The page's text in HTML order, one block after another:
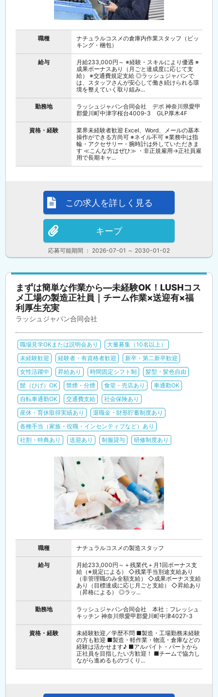
職種
ナチュラルコスメの倉庫内作業スタッフ（ピッ
キング・梱包）
給与
月給233,000円～ ※経験・スキルにより優遇 ※
成果ボーナスあり（月ごと達成度に応じて支
給） ※交通費規定支給 ◎ラッシュジャパンで
は、スタッフさんが安心して働き続けられる環
境を整えていく取り組み...
勤務地
ラッシュジャパン合同会社 デポ 神奈川県愛甲
郡愛川町中津字桜台4009-3 GLP厚木4F
資格・経験
業界未経験者歓迎 Excel、Word、メールの基本
操作ができる方尚可 ※ネイル不可 ※業務中は指
輪・アクセサリー・腕時計は外していただきま
す ≪こんな方はぜひ≫ ・非正規雇用→正社員雇
用で長期キャ...
応募可能期間 ： 2026-07-01 ～ 2030-01-02
この求人を詳しく見る
キープ
まずは簡単な作業から―未経験OK！LUSHコス
メ工場の製造正社員｜チーム作業×送迎有×福
利厚生充実
ラッシュジャパン合同会社
職場見学OKまたは説明会あり
大量募集（10名以上）
未経験歓迎
経験者・有資格者歓迎
新卒・第二新卒歓迎
女性活躍中
昇給あり 時間固定シフト制
髪型・髪色自由
髭（ひげ）OK
禁煙・分煙 食堂・売店あり
車通勤OK
自転車通勤OK
交通費支給
社会保険あり
産休・育休取得実績あり
退職金・財形貯蓄制度あり
各種手当（家族・役職・インセンティブなど）あり
社割・特典あり
送迎あり 制服貸与 研修制度あり
職種 ナチュラルコスメの製造スタッフ
給与
月給233,000円～＋残業代＋月1回ボーナス支
給（※規定による） ◇残業手当別途支給あり
（非管理職のみ全額支給） ◇成果ボーナス支給
あり（目標達成に応じ月ごと支給） ◇昇給あり
（昇格による） ◎ラッ...
勤務地
ラッシュジャパン合同会社 本社：フレッシュ
キッチン 神奈川県愛甲郡愛川町中津4027-3
資格・経験
未経験歓迎／学歴不問 ■製造・工場勤務未経験
の方も歓迎 ■製造・軽作業・物流・倉庫などの
経験は活かせます♪ ■アルバイト・パートから
正社員を目指したい方歓迎！ ■チームで協力し
ながら進めるものづくり...